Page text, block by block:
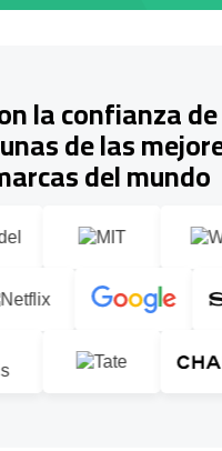
la confianza de
de las
del mundo